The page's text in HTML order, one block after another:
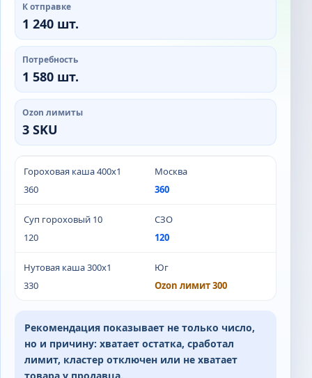
К отправке
1 240 шт.
Потребность
1 580 шт.
Ozon лимиты
3 SKU
Гороховая каша 400x1
Москва
360
360
Суп гороховый 10
СЗО
120
120
Нутовая каша 300x1
Юг
330
Ozon лимит 300
Рекомендация показывает не только число,
но и причину: хватает остатка, сработал
лимит, кластер отключен или не хватает